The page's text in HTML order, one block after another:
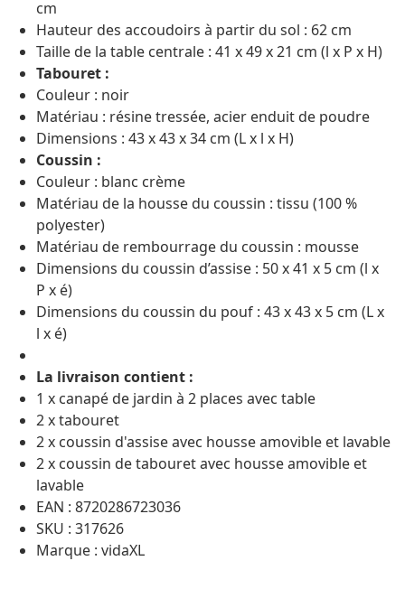
cm
Hauteur des accoudoirs à partir du sol : 62 cm
Taille de la table centrale : 41 x 49 x 21 cm (l x P x H)
Tabouret :
Couleur : noir
Matériau : résine tressée, acier enduit de poudre
Dimensions : 43 x 43 x 34 cm (L x l x H)
Coussin :
Couleur : blanc crème
Matériau de la housse du coussin : tissu (100 %
polyester)
Matériau de rembourrage du coussin : mousse
Dimensions du coussin d’assise : 50 x 41 x 5 cm (l x
P x é)
Dimensions du coussin du pouf : 43 x 43 x 5 cm (L x
l x é)
La livraison contient :
1 x canapé de jardin à 2 places avec table
2 x tabouret
2 x coussin d'assise avec housse amovible et lavable
2 x coussin de tabouret avec housse amovible et
lavable
EAN : 8720286723036
SKU : 317626
Marque : vidaXL